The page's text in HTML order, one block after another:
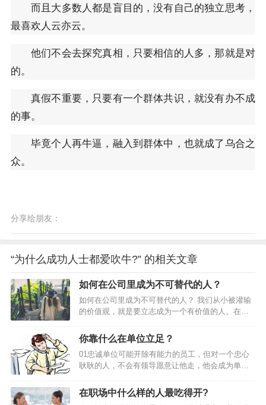
而且大多数人都是盲目的，没有自己的独立思考，
最喜欢人云亦云。
他们不会去探究真相，只要相信的人多，那就是对
的。
真假不重要，只要有一个群体共识，就没有办不成
的事。
毕竟个人再牛逼，融入到群体中，也就成了乌合之
众。
分享给朋友：
“为什么成功人士都爱吹牛?” 的相关文章
如何在公司里成为不可替代的人？
如何在公司里成为不可替代的人？ 我们从小被灌输
的价值观，就是要立志成为一个有价值的人。在职
立足。评判一个人的价值有很多标准，能力强只是
其中之一而绝非关键。有时候，良好的态度、强烈
的责任心以及谦虚的心态往往比个人的工作能力重
要百倍。下面这篇文章提到的9个职场化的概念，值
得你深思和学习。 01 学会尊敬和服…
你靠什么在单位立足？
01忠诚单位可能开除有能力的员工，但对一个忠心
耿耿的人，不会有领导愿意让他走，他会成为单位
景的员工。1、 站在老板的立场上思考问题；2、 与
上级分享你的想法；3、 时刻维护公司的利益；4、
在职场中什么样的人最吃得开?